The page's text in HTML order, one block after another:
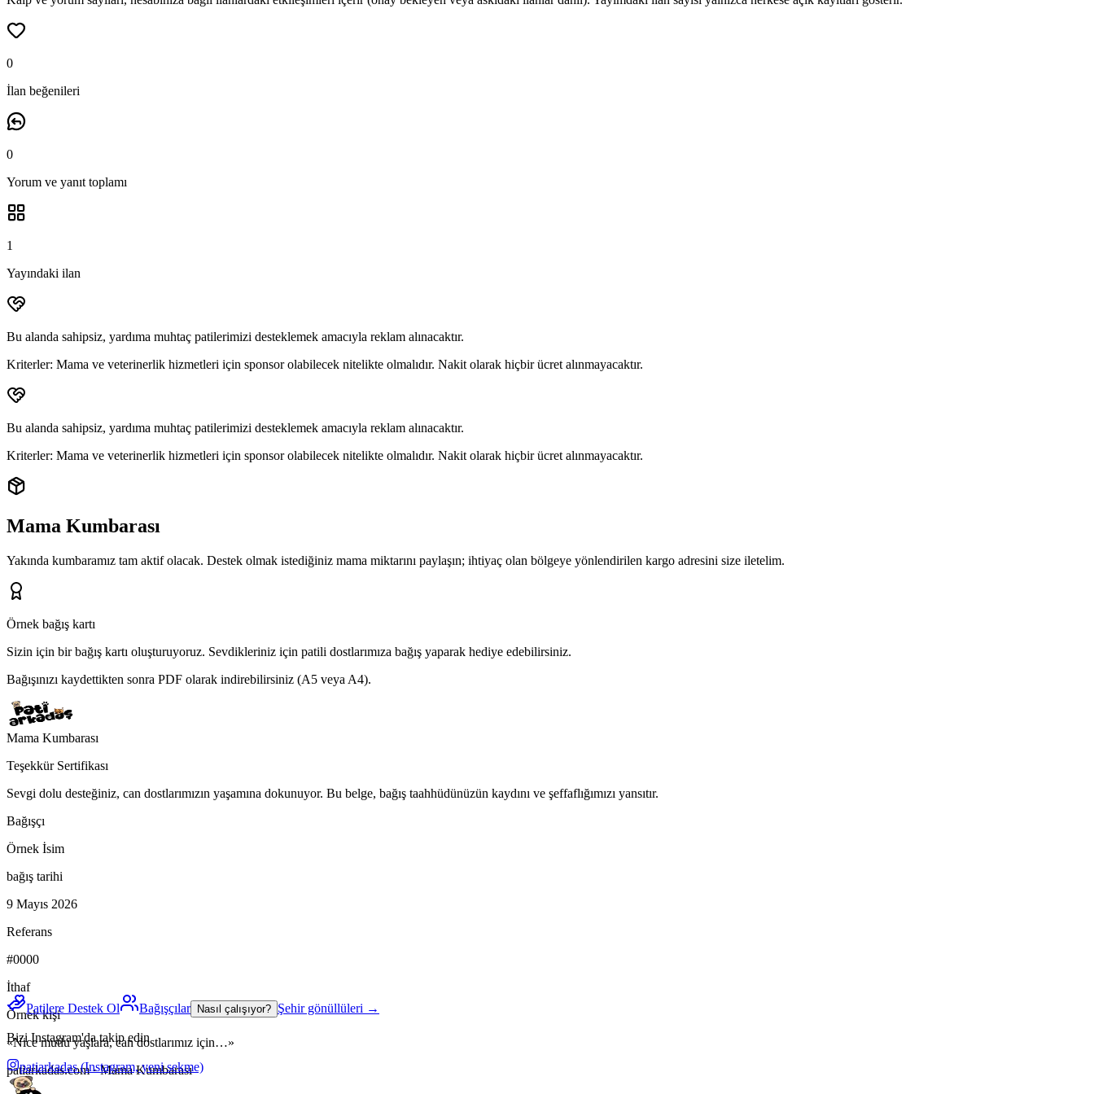
0
İlan beğenileri
0
Yorum ve yanıt toplamı
1
Yayındaki ilan
Bu alanda sahipsiz, yardıma muhtaç patilerimizi desteklemek amacıyla reklam alınacaktır.
Kriterler: Mama ve veterinerlik hizmetleri için sponsor olabilecek nitelikte olmalıdır. Nakit olarak hiçbir ücret alınmayacaktır.
Bu alanda sahipsiz, yardıma muhtaç patilerimizi desteklemek amacıyla reklam alınacaktır.
Kriterler: Mama ve veterinerlik hizmetleri için sponsor olabilecek nitelikte olmalıdır. Nakit olarak hiçbir ücret alınmayacaktır.
Mama Kumbarası
Yakında kumbaramız tam aktif olacak. Destek olmak istediğiniz mama miktarını paylaşın; ihtiyaç olan bölgeye yönlendirilen kargo adresini size iletelim.
Örnek bağış kartı
Sizin için bir bağış kartı oluşturuyoruz. Sevdikleriniz için patili dostlarımıza bağış yaparak hediye edebilirsiniz.
Bağışınızı kaydettikten sonra PDF olarak indirebilirsiniz (A5 veya A4).
Mama Kumbarası
Teşekkür Sertifikası
Sevgi dolu desteğiniz, can dostlarımızın yaşamına dokunuyor. Bu belge, bağış taahhüdünüzün kaydını ve şeffaflığımızı yansıtır.
Bağışçı
Örnek İsim
bağış tarihi
9 Mayıs 2026
Referans
#0000
İthaf
Örnek kişi
«Nice mutlu yaşlara, can dostlarımız için…»
patiarkadas.com · Mama Kumbarası
Patilere Destek Ol Bağışçılar Nasıl çalışıyor? Şehir gönüllüleri →
Bizi Instagram'da takip edin
patiarkadas(Instagram, yeni sekme)